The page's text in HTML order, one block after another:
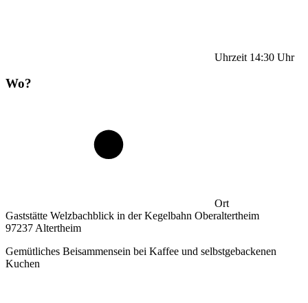
Uhrzeit 14:30 Uhr
Wo?
Ort
Gaststätte Welzbachblick in der Kegelbahn Oberaltertheim
97237 Altertheim
Gemütliches Beisammensein bei Kaffee und selbstgebackenen
Kuchen